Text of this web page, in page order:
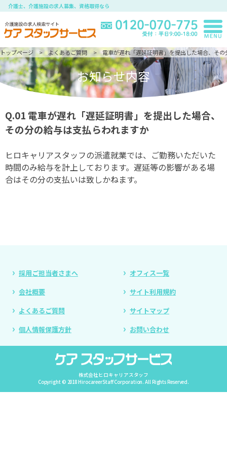
介護士、介護施設の求人募集、資格取得なら
トップページ よくあるご質問 電車が遅れ「遅延証明書」を提出した場合、そ
お知らせ内容
Q.01 電車が遅れ「遅延証明書」を提出した場合、
その分の給与は支払らわれますか
ヒロキャリアスタッフの派遣就業では、ご勤務いただいた
時間のみ給与を計上しております。遅延等の影響がある場
合はその分の支払いは致しかねます。
採用ご担当者さまへ
オフィス一覧
会社概要
サイト利用規約
よくあるご質問
サイトマップ
個人情報保護方針
お問い合わせ
株式会社ヒロキャリアスタッフ
Copyright © 2018 HirocareerStaff Corporation. All Rights Reserved.